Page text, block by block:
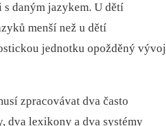
daným jazykem. U dětí
menší než u dětí
jednotku opožděný vývoj
zpracovávat dva často
dva lexikony a dva systémy